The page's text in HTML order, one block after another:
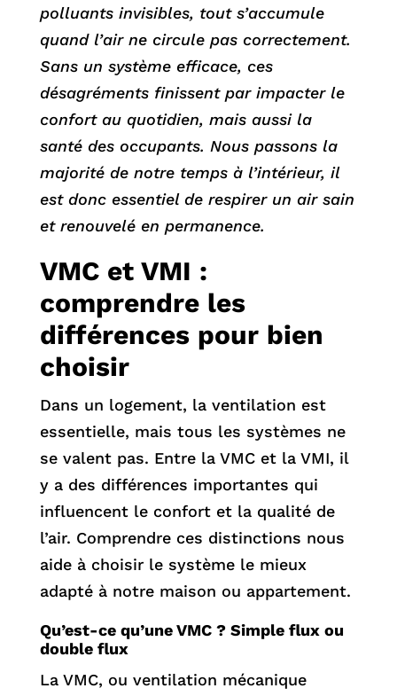
polluants invisibles, tout s’accumule
quand l’air ne circule pas correctement.
Sans un système efficace, ces
désagréments finissent par impacter le
confort au quotidien, mais aussi la
santé des occupants. Nous passons la
majorité de notre temps à l’intérieur, il
est donc essentiel de respirer un air sain
et renouvelé en permanence.
VMC et VMI :
comprendre les
différences pour bien
choisir
Dans un logement, la ventilation est
essentielle, mais tous les systèmes ne
se valent pas. Entre la VMC et la VMI, il
y a des différences importantes qui
influencent le confort et la qualité de
l’air. Comprendre ces distinctions nous
aide à choisir le système le mieux
adapté à notre maison ou appartement.
Qu’est-ce qu’une VMC ? Simple flux ou
double flux
La VMC, ou ventilation mécanique